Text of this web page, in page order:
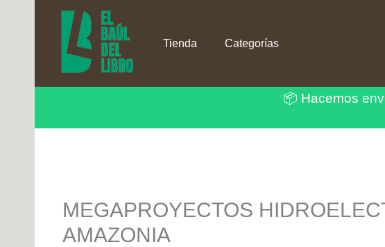
contenido
Tienda Categorías
📦 Hacemos
MEGAPROYECTOS
AMAZONIA